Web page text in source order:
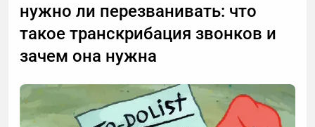
нужно ли перезванивать: что
такое транскрибация звонков и
зачем она нужна